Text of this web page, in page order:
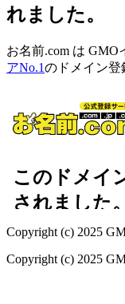
れました。
お名前.com は
アNo.1のドメイン登
Copyright (c) 2025
Copyright (c) 2025